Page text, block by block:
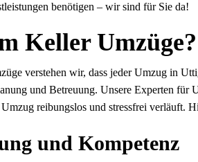
benötigen – wir sind für Sie da!
Keller Umzüge?
verstehen wir, dass jeder Umzug in
und Betreuung. Unsere Experten für
reibungslos und stressfrei verläuft.
und Kompetenz